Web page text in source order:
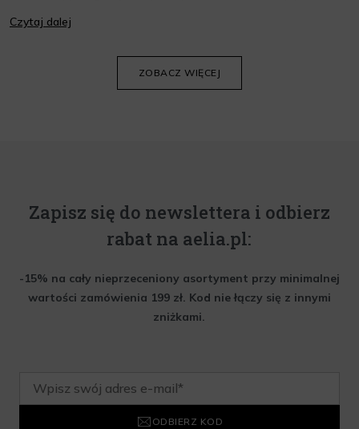
oraz wiedzieć, jak dopasować je do potrzeb własnej skóry.
Czytaj dalej
ZOBACZ WIĘCEJ
Zapisz się do newslettera i odbierz
rabat na aelia.pl:
-15% na cały nieprzeceniony asortyment przy minimalnej
wartości zamówienia 199 zł. Kod nie łączy się z innymi
zniżkami.
ODBIERZ KOD